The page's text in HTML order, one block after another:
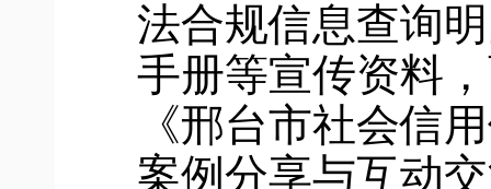
法合规信息查询
手册等宣传资料
《邢台市社会信
案例分享与互动